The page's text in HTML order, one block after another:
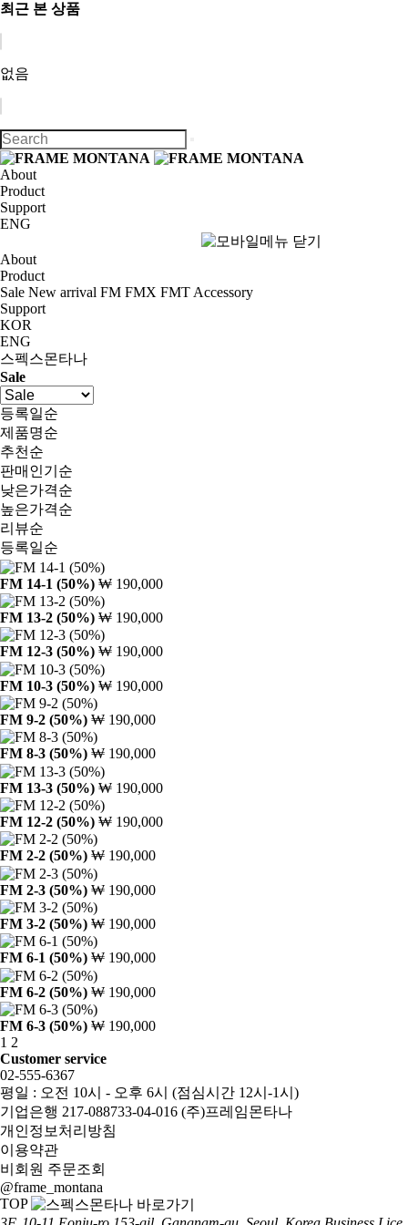
최근 본 상품
없음
About
Product
Support
ENG
About
Product
Sale New arrival FM FMX FMT Accessory
Support
KOR
ENG
스펙스몬타나
Sale
등록일순
제품명순
추천순
판매인기순
낮은가격순
높은가격순
리뷰순
등록일순
FM 14-1 (50%) ₩ 190,000
FM 13-2 (50%) ₩ 190,000
FM 12-3 (50%) ₩ 190,000
FM 10-3 (50%) ₩ 190,000
FM 9-2 (50%) ₩ 190,000
FM 8-3 (50%) ₩ 190,000
FM 13-3 (50%) ₩ 190,000
FM 12-2 (50%) ₩ 190,000
FM 2-2 (50%) ₩ 190,000
FM 2-3 (50%) ₩ 190,000
FM 3-2 (50%) ₩ 190,000
FM 6-1 (50%) ₩ 190,000
FM 6-2 (50%) ₩ 190,000
FM 6-3 (50%) ₩ 190,000
1 2
Customer service
02-555-6367
평일 : 오전 10시 - 오후 6시 (점심시간 12시-1시)
기업은행 217-088733-04-016 (주)프레임몬타나
개인정보처리방침
이용약관
비회원 주문조회
@frame_montana
TOP